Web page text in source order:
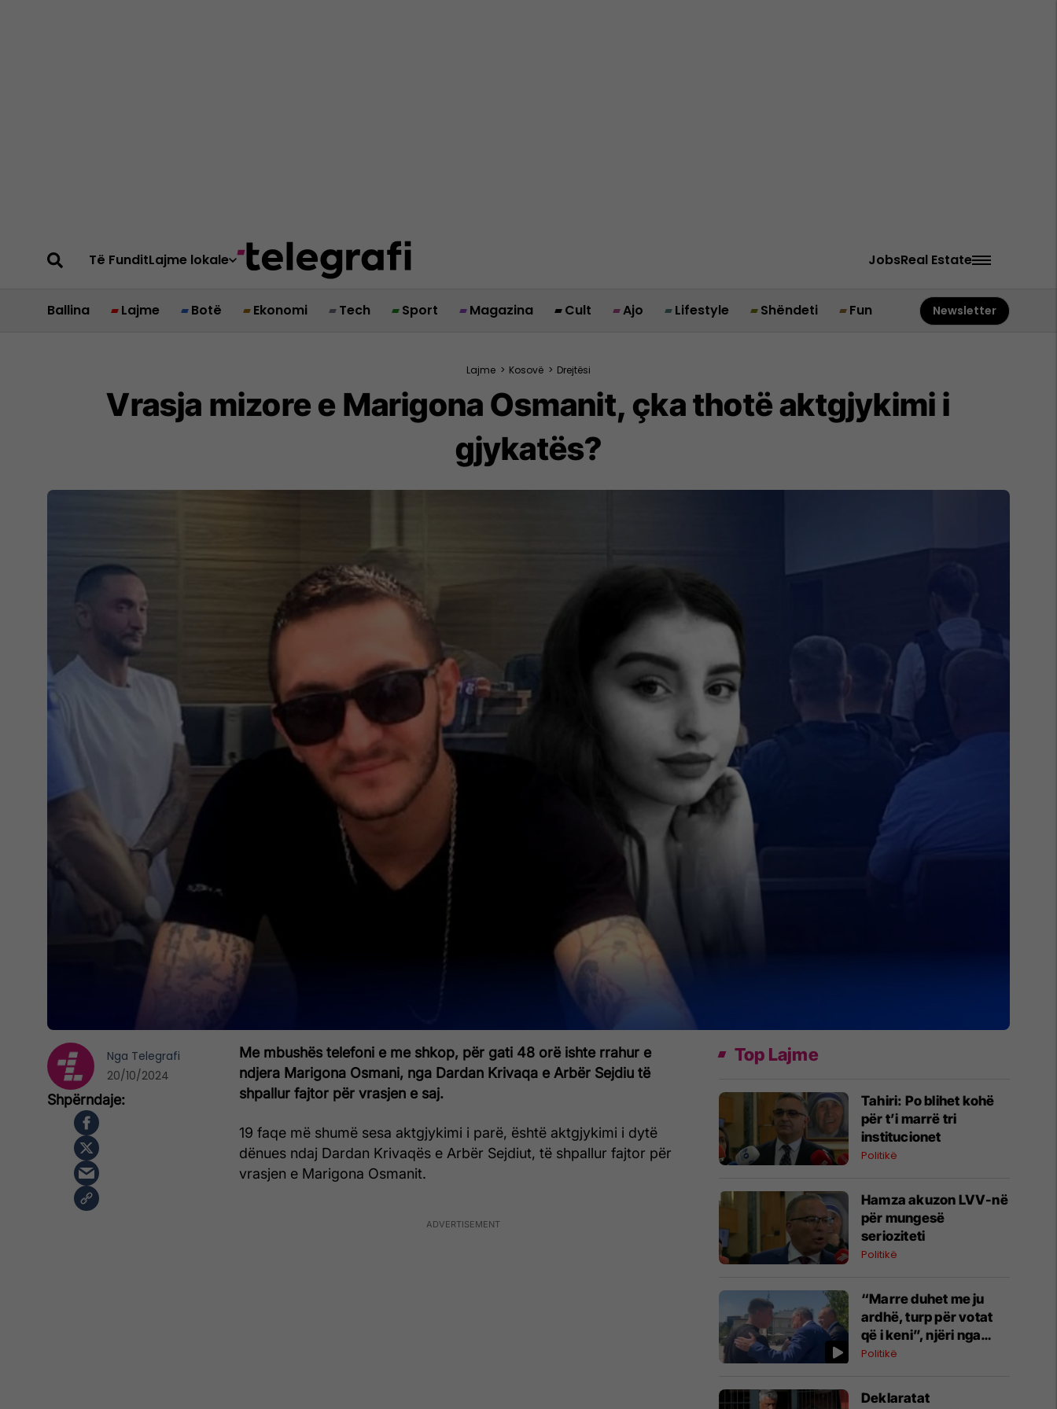
Të FunditLajme lokale JobsReal Estate
Ballina Lajme Botë Ekonomi Tech Sport Magazina Cult Ajo Lifestyle Shëndeti Fun Newsletter
Lajme > Kosovë > Drejtësi
Vrasja mizore e Marigona Osmanit, çka thotë aktgjykimi i
gjykatës?
Me mbushës telefoni e me shkop, për gati 48 orë ishte rrahur e
ndjera Marigona Osmani, nga Dardan Krivaqa e Arbër Sejdiu të
shpallur fajtor për vrasjen e saj.
19 faqe më shumë sesa aktgjykimi i parë, është aktgjykimi i dytë
dënues ndaj Dardan Krivaqës e Arbër Sejdiut, të shpallur fajtor për
vrasjen e Marigona Osmanit.
Nga Telegrafi
20/10/2024
Top Lajme
Tahiri: Po blihet kohë
për t’i marrë tri
institucionet
Politikë
Hamza akuzon LVV-në
për mungesë
serioziteti
Politikë
“Marre duhet me ju
ardhë, turp për votat
që i keni”, njëri nga
protestuesit i drejtohet
Politikë
Deklaratat